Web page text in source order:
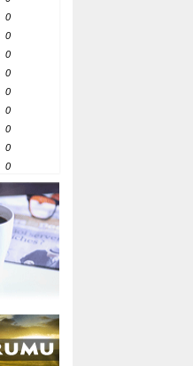
0
0
0
0
0
0
0
0
0